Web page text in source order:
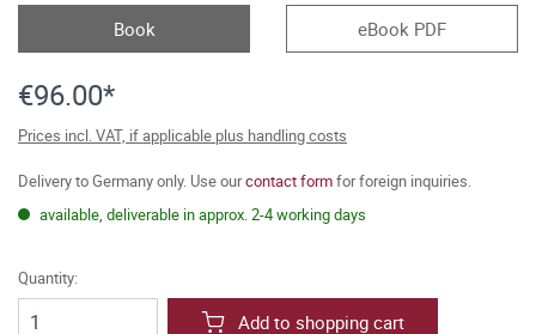
Book eBook PDF
€96.00*
Prices incl. VAT, if applicable plus handling costs
Delivery to Germany only. Use ourcontact formfor foreign inquiries.
available, deliverable in approx. 2-4 working days
Quantity:
Add to shopping cart